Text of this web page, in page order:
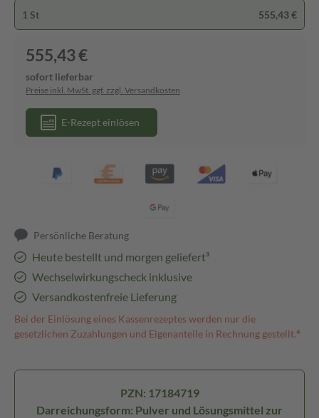
1 St 555,43 €
555,43 €
sofort lieferbar
Preise inkl. MwSt. ggf. zzgl. Versandkosten
E-Rezept einlösen
Persönliche Beratung
Heute bestellt und morgen geliefert³
Wechselwirkungscheck inklusive
Versandkostenfreie Lieferung
Bei der Einlösung eines Kassenrezeptes werden nur die
gesetzlichen Zuzahlungen und Eigenanteile in Rechnung gestellt.⁴
PZN: 17184719
Darreichungsform: Pulver und Lösungsmittel zur